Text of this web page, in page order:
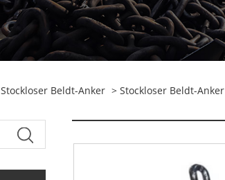
Stockloser Beldt-Anker > Stockloser Beldt-Anker